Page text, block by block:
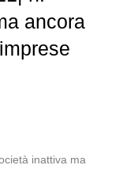
ancora
inattiva ma